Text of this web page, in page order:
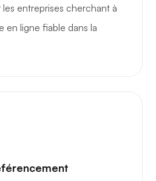
entreprises cherchant à
en ligne fiable dans la